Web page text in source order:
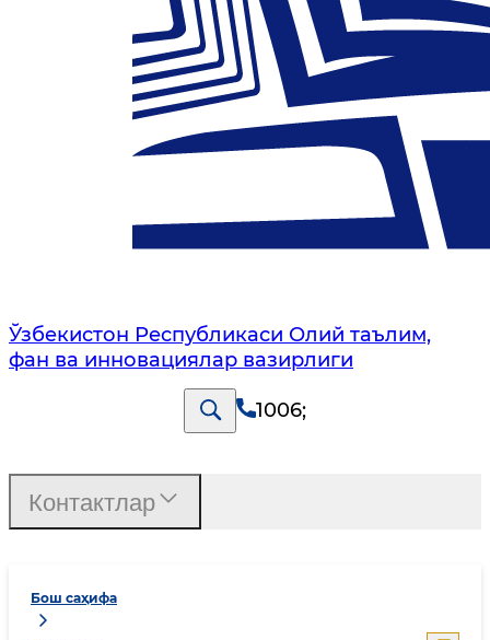
Ўзбекистон Республикаси Олий таълим,
фан ва инновациялар вазирлиги
1006;
Бош саҳифа
Контактлар